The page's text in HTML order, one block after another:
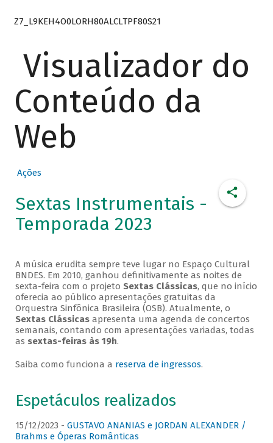
Z7_L9KEH4O0LORH80ALCLTPF80S21
Visualizador do
Conteúdo da
Web
Ações
Sextas Instrumentais -
Temporada 2023
A música erudita sempre teve lugar no Espaço Cultural
BNDES. Em 2010, ganhou definitivamente as noites de
sexta-feira com o projeto Sextas Clássicas, que no início
oferecia ao público apresentações gratuitas da
Orquestra Sinfônica Brasileira (OSB). Atualmente, o
Sextas Clássicasapresenta uma agenda de concertos
semanais, contando com apresentações variadas, todas
as sextas-feiras às 19h.
Saiba como funciona a reserva de ingressos.
Espetáculos realizados
15/12/2023 - GUSTAVO ANANIAS e JORDAN ALEXANDER /
Brahms e Óperas Românticas